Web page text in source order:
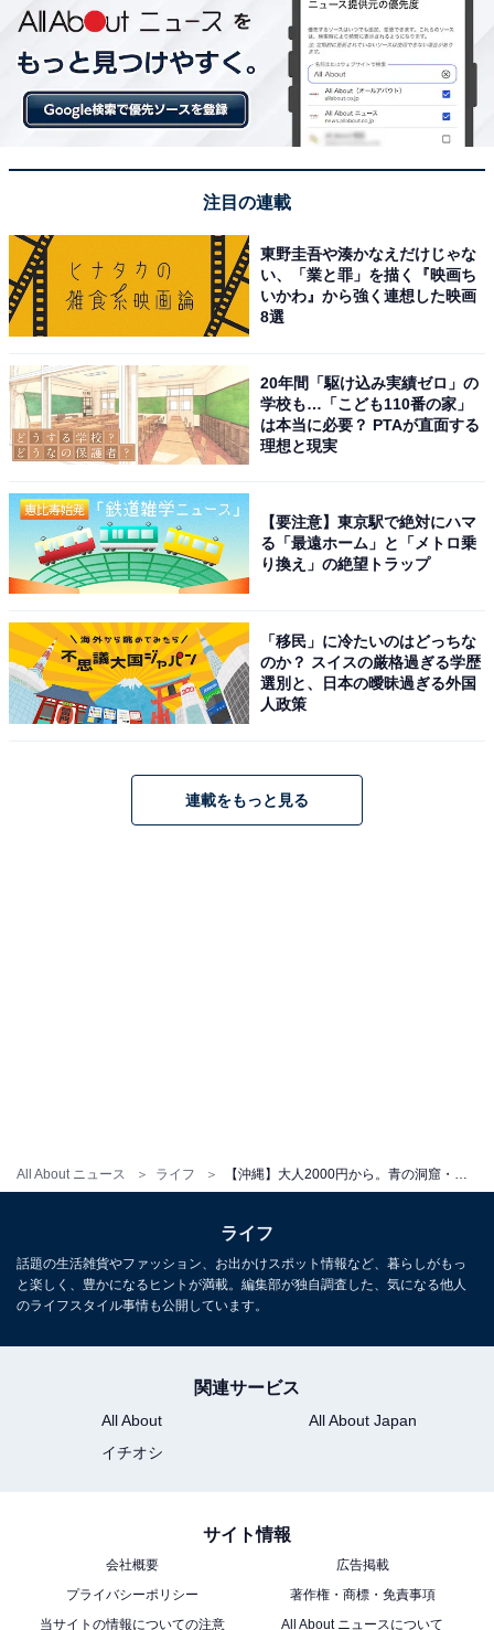
All About ニュース ライフ
集合場所・アクセス
池間島漁港（漁港内船の前）※車でのアクセス推奨
楽天トラベルで予約する
マンタ・ウミガメに会いに行く！石垣島・川平シ
集合場所・アクセス
907-0453 沖縄県石垣市川平642-3（マンタホリック川
楽天トラベルで予約する
注目の連載
東野圭吾や湊かなえだけじゃな
い、「業と罪」を描く『映画ち
いかわ』から強く連想した映画
8選
20年間「駆け込み実績ゼロ」の
学校も…「こども110番の家」
は本当に必要？ PTAが直面する
理想と現実
【要注意】東京駅で絶対にハマ
る「最遠ホーム」と「メトロ乗
り換え」の絶望トラップ
「移民」に冷たいのはどっちな
のか？ スイスの厳格過ぎる学歴
選別と、日本の曖昧過ぎる外国
人政策
連載をもっと見る
ライフ
話題の生活雑貨やファッション、お出かけスポット情報など、暮らしがもっ
と楽しく、豊かになるヒントが満載。編集部が独自調査した、気になる他人
のライフスタイル事情も公開しています。
関連サービス
All About
All About Japan
イチオシ
サイト情報
会社概要
広告掲載
プライバシーポリシー
著作権・商標・免責事項
当サイトの情報についての注意
All About ニュースについて